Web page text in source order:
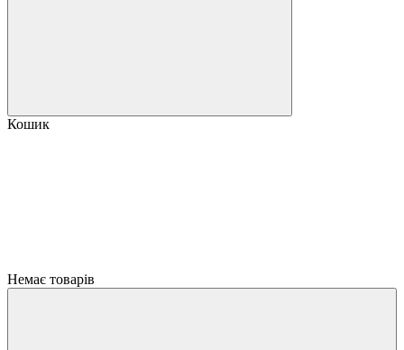
Кошик
Немає товарів